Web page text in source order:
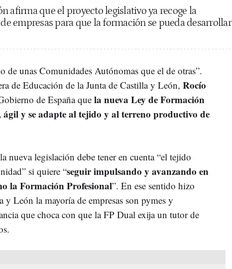
afirma que el proyecto legislativo ya recoge la
empresas para que la formación se pueda desarrollar
de unas Comunidades Autónomas que el de otras”.
de Educación de la Junta de Castilla y León, Rocío
de España que la nueva Ley de Formación
ágil y se adapte al tejido y al terreno productivo de
nueva legislación debe tener en cuenta “el tejido
si quiere “seguir impulsando y avanzando en
la Formación Profesional”. En ese sentido hizo
y León la mayoría de empresas son pymes y
que choca con que la FP Dual exija un tutor de